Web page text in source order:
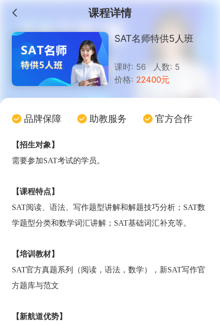
课程详情
SAT名师特供5人班
课时: 56 人数: 5
价格: 22400元
品牌保障 助教服务 官方合作
【招生对象】
需要参加SAT考试的学员。
【课程特点】
SAT阅读、语法、写作题型讲解和解题技巧分析；SAT数
学题型分类和数学词汇讲解；SAT基础词汇补充等。
【培训教材】
SAT官方真题系列（阅读，语法，数学），新SAT写作官
方题库与范文
【新航道优势】